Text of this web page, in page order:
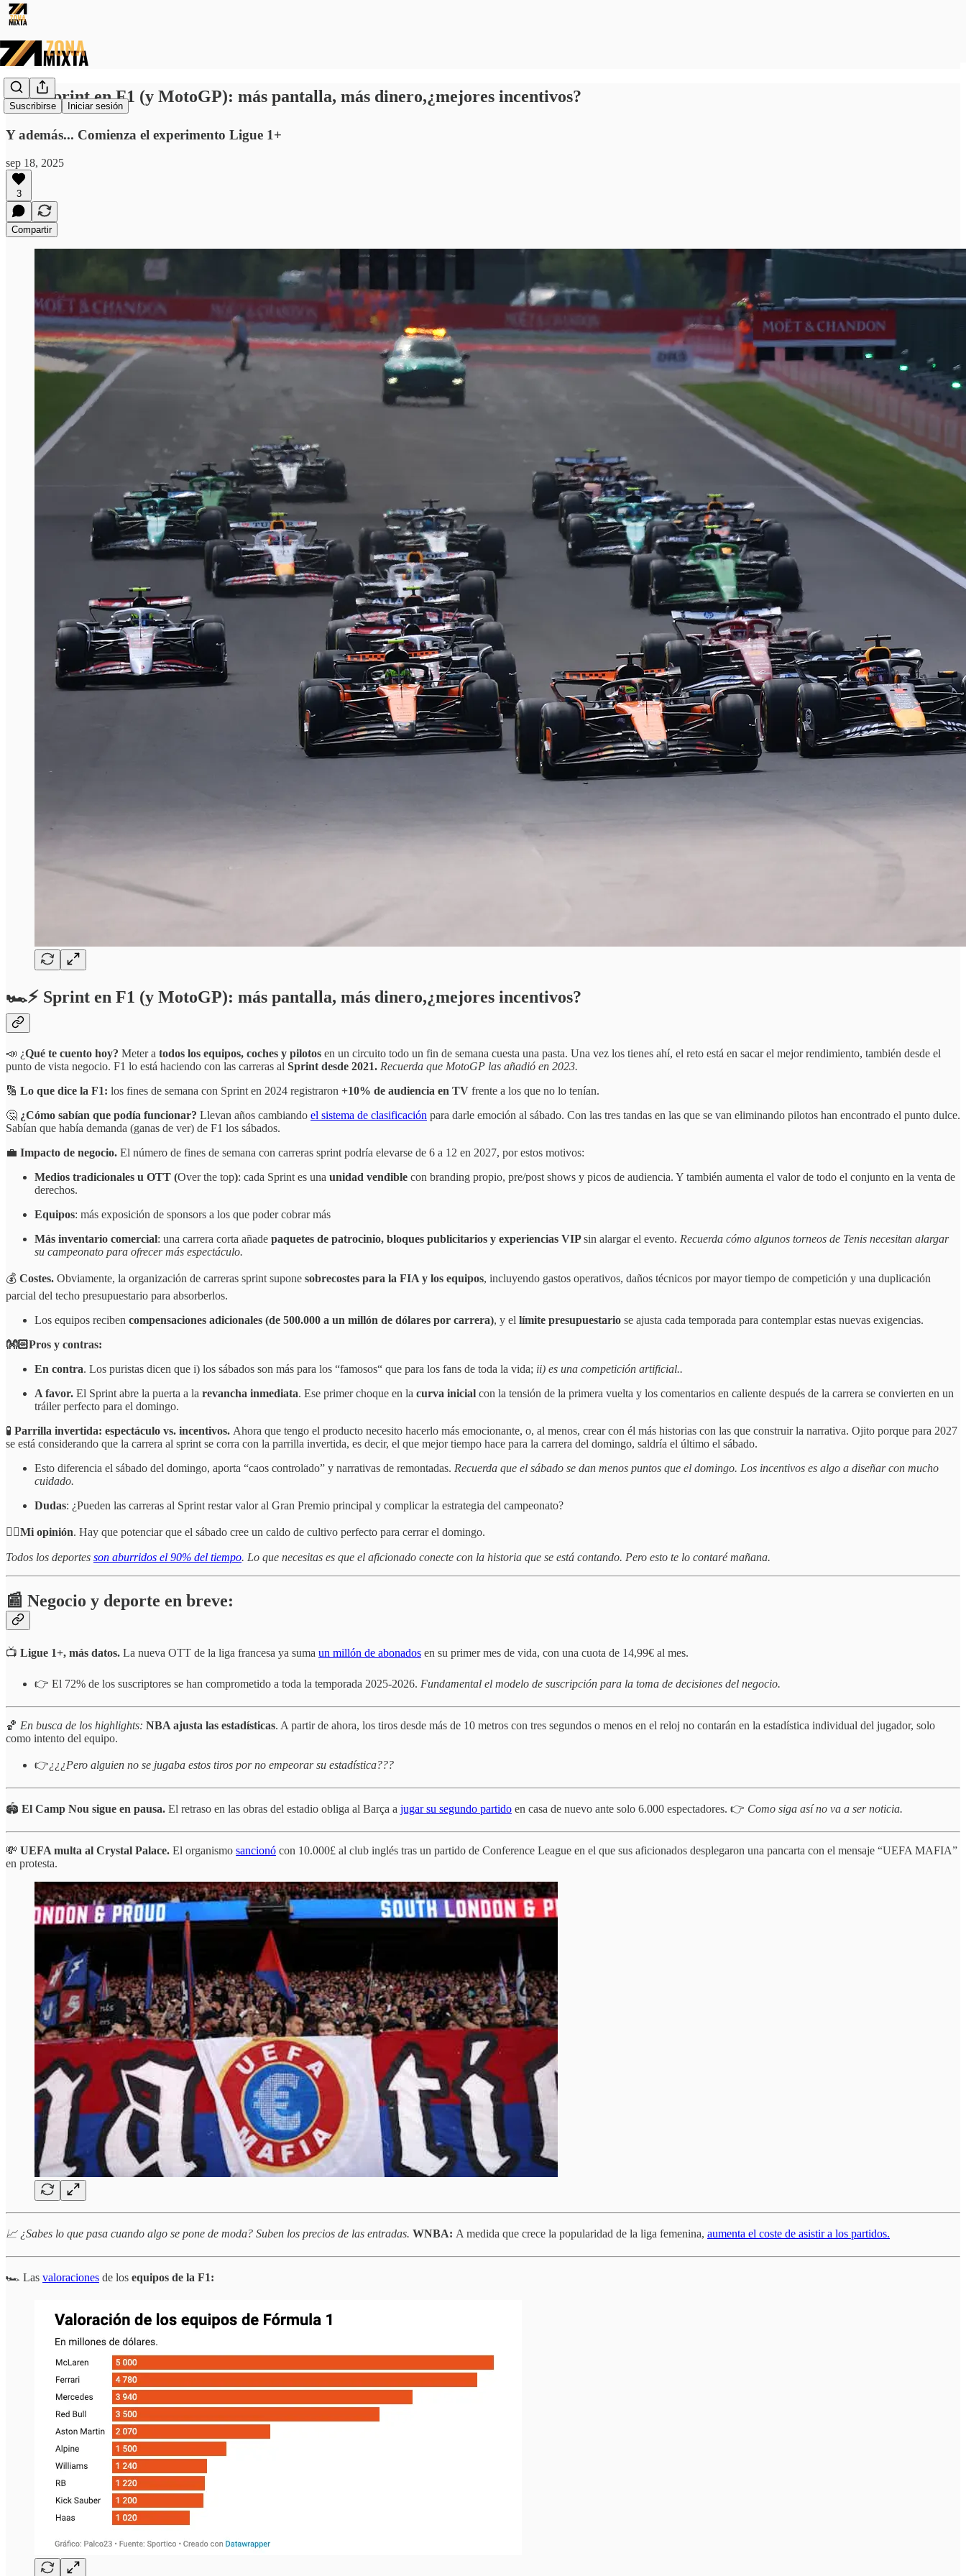
Suscribirse Iniciar sesión
🏎️⚡ Sprint en F1 (y MotoGP): más pantalla, más dinero,¿mejores incentivos?
Y además... Comienza el experimento Ligue 1+
sep 18, 2025
3
Compartir
🏎️⚡ Sprint en F1 (y MotoGP): más pantalla, más dinero,¿mejores incentivos?
📣 ¿Qué te cuento hoy? Meter a todos los equipos, coches y pilotos en un circuito todo un fin de semana cuesta una pasta. Una vez los tienes ahí, el reto está en sacar el mejor rendimiento, también desde el
punto de vista negocio. F1 lo está haciendo con las carreras al Sprint desde 2021. Recuerda que MotoGP las añadió en 2023.
🔢 Lo que dice la F1: los fines de semana con Sprint en 2024 registraron +10% de audiencia en TV frente a los que no lo tenían.
🤔 ¿Cómo sabían que podía funcionar? Llevan años cambiando el sistema de clasificación para darle emoción al sábado. Con las tres tandas en las que se van eliminando pilotos han encontrado el punto dulce.
Sabían que había demanda (ganas de ver) de F1 los sábados.
💼 Impacto de negocio. El número de fines de semana con carreras sprint podría elevarse de 6 a 12 en 2027, por estos motivos:
Medios tradicionales u OTT (Over the top): cada Sprint es una unidad vendible con branding propio, pre/post shows y picos de audiencia. Y también aumenta el valor de todo el conjunto en la venta de
derechos.
Equipos: más exposición de sponsors a los que poder cobrar más
Más inventario comercial: una carrera corta añade paquetes de patrocinio, bloques publicitarios y experiencias VIPsin alargar el evento. Recuerda cómo algunos torneos de Tenis necesitan alargar
su campeonato para ofrecer más espectáculo.
💰 Costes. Obviamente, la organización de carreras sprint supone sobrecostes para la FIA y los equipos, incluyendo gastos operativos, daños técnicos por mayor tiempo de competición y una duplicación
parcial del techo presupuestario para absorberlos.
Los equipos reciben compensaciones adicionales (de 500.000 a un millón de dólares por carrera), y el límite presupuestario se ajusta cada temporada para contemplar estas nuevas exigencias.
👐🏻Pros y contras:
En contra. Los puristas dicen que i) los sábados son más para los “famosos“ que para los fans de toda la vida; ii) es una competición artificial..
A favor. El Sprint abre la puerta a la revancha inmediata. Ese primer choque en la curva inicial con la tensión de la primera vuelta y los comentarios en caliente después de la carrera se convierten en un
tráiler perfecto para el domingo.
🧪 Parrilla invertida: espectáculo vs. incentivos. Ahora que tengo el producto necesito hacerlo más emocionante, o, al menos, crear con él más historias con las que construir la narrativa. Ojito porque para 2027
se está considerando que la carrera al sprint se corra con la parrilla invertida, es decir, el que mejor tiempo hace para la carrera del domingo, saldría el último el sábado.
Esto diferencia el sábado del domingo, aporta “caos controlado” y narrativas de remontadas. Recuerda que el sábado se dan menos puntos que el domingo. Los incentivos es algo a diseñar con mucho
cuidado.
Dudas: ¿Pueden las carreras al Sprint restar valor al Gran Premio principal y complicar la estrategia del campeonato?
☝🏻Mi opinión. Hay que potenciar que el sábado cree un caldo de cultivo perfecto para cerrar el domingo.
Todos los deportes son aburridos el 90% del tiempo. Lo que necesitas es que el aficionado conecte con la historia que se está contando. Pero esto te lo contaré mañana.
📰 Negocio y deporte en breve:
📺 Ligue 1+, más datos. La nueva OTT de la liga francesa ya suma un millón de abonados en su primer mes de vida, con una cuota de 14,99€ al mes.
👉 El 72% de los suscriptores se han comprometido a toda la temporada 2025-2026. Fundamental el modelo de suscripción para la toma de decisiones del negocio.
🏀 En busca de los highlights: NBA ajusta las estadísticas. A partir de ahora, los tiros desde más de 10 metros con tres segundos o menos en el reloj no contarán en la estadística individual del jugador, solo
como intento del equipo.
👉¿¿¿Pero alguien no se jugaba estos tiros por no empeorar su estadística???
🏟️ El Camp Nou sigue en pausa. El retraso en las obras del estadio obliga al Barça a jugar su segundo partido en casa de nuevo ante solo 6.000 espectadores. 👉 Como siga así no va a ser noticia.
💸 UEFA multa al Crystal Palace. El organismo sancionó con 10.000£ al club inglés tras un partido de Conference League en el que sus aficionados desplegaron una pancarta con el mensaje “UEFA MAFIA”
en protesta.
📈 ¿Sabes lo que pasa cuando algo se pone de moda? Suben los precios de las entradas. WNBA: A medida que crece la popularidad de la liga femenina, aumenta el coste de asistir a los partidos.
🏎️ Las valoraciones de los equipos de la F1: